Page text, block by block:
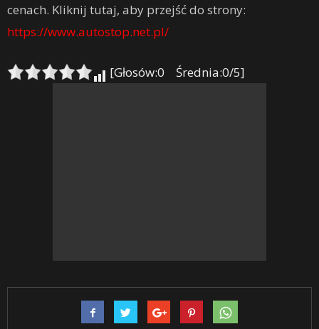
cenach. Kliknij tutaj, aby przejść do strony:
https://www.autostop.net.pl/
[Głosów:0 Średnia:0/5]